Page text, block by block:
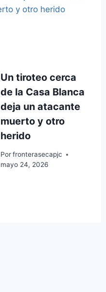
Un tiroteo cerca
de la Casa Blanca
deja un atacante
muerto y otro
herido
Porfronterasecapjc
mayo 24, 2026